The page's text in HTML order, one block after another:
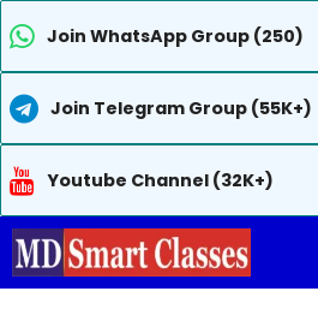
Join WhatsApp Group (250)
Join Telegram Group (55K+)
Youtube Channel (32K+)
Skip
to